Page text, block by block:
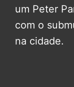
um Peter
com o
na cidade.